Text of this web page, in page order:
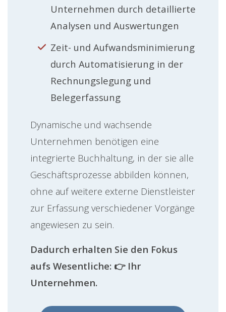
Unternehmen durch detaillierte
Analysen und Auswertungen
Zeit- und Aufwandsminimierung
durch Automatisierung in der
Rechnungslegung und
Belegerfassung
Dynamische und wachsende
Unternehmen benötigen eine
integrierte Buchhaltung, in der sie alle
Geschäftsprozesse abbilden können,
ohne auf weitere externe Dienstleister
zur Erfassung verschiedener Vorgänge
angewiesen zu sein.
Dadurch erhalten Sie den Fokus
aufs Wesentliche: 👉 Ihr
Unternehmen.